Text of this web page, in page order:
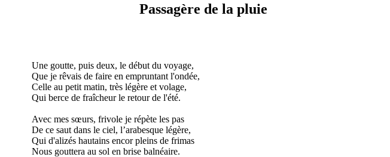
Passagère de la pluie
Une goutte, puis deux, le début du voyage,
Que je rêvais de faire en empruntant l'ondée,
Celle au petit matin, très légère et volage,
Qui berce de fraîcheur le retour de l'été.
Avec mes sœurs, frivole je répète les pas
De ce saut dans le ciel, l’arabesque légère,
Qui d'alizés hautains encor pleins de frimas
Nous gouttera au sol en brise balnéaire.